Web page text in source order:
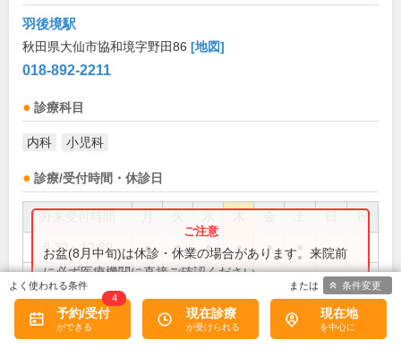
羽後境駅
秋田県大仙市協和境字野田86 [地図]
018-892-2211
診療科目
内科 小児科
診療/受付時間・休診日
祝
8:30～12:30 ● ● ● ● ●
お盆(8月中旬)は休診・休業の場合があります。来院前
に必ず医療機関に直接ご確認ください。
×閉じる
備考: ※第2・第4水曜日午後は往診のため16:00から
予約/受付
4
現在診療 現在地
条件変更